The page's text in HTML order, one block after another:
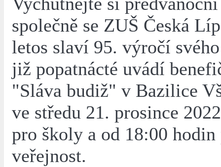
společně se ZUŠ Česká
letos slaví 95. výročí
již popatnácté uvádí
"Sláva budiž" v Bazilice
ve středu 21. prosince
pro školy a od 18:00 hodin
veřejnost.